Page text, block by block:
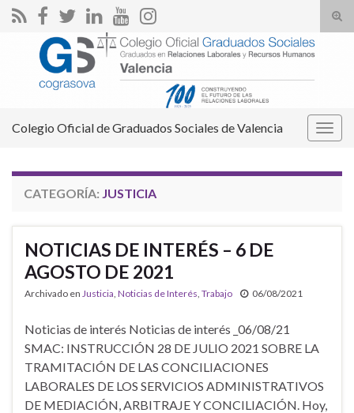
el
Search for:
Colegio Oficial de Graduados Sociales de Valencia
CATEGORÍA: JUSTICIA
NOTICIAS DE INTERÉS – 6 DE
AGOSTO DE 2021
Archivado en Justicia Noticias de Interés Trabajo 06/08/2021
Noticias de interés Noticias de interés _06/08/21
SMAC: INSTRUCCIÓN 28 DE JULIO 2021 SOBRE LA
TRAMITACIÓN DE LAS CONCILIACIONES
LABORALES DE LOS SERVICIOS ADMINISTRATIVOS
DE MEDIACIÓN, ARBITRAJE Y CONCILIACIÓN. Hoy,